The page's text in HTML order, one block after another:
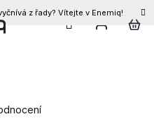
z řady? Vítejte v Enemiq!